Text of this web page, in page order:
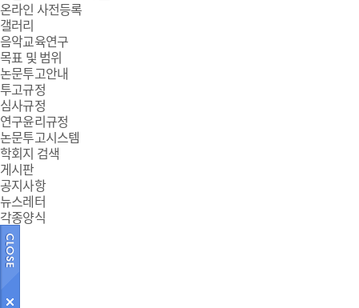
온라인 사전등록
갤러리
음악교육연구
목표 및 범위
논문투고안내
투고규정
심사규정
연구윤리규정
논문투고시스템
학회지 검색
게시판
공지사항
뉴스레터
각종양식